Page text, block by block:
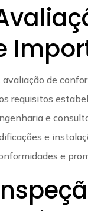
avaliação de
requisitos
e
e
e